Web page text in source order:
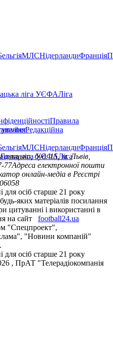
МЛСНідерландиФранція
ліга УЄФАЛіга
Правила
Редакційна
viber
МЛСНідерландиФранція
ліга УЄФАЛіга
буд. 15, м. Львів,
77Адреса електронної пошти
онлайн-медіа в Реєстрі
для осіб старше 21 року
яких матеріалів посилання
цитуванні і використанні в
на сайт
football24.ua
"Спецпроект",
"Новини компаній"
для осіб старше 21 року
, ПрАТ "Телерадіокомпанія